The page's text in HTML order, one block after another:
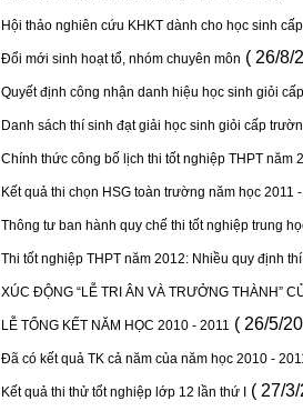
Hội thảo nghiên cứu KHKT dành cho học sinh
Đổi mới sinh hoạt tổ, nhóm chuyên môn ( 26/8/
Quyết định công nhận danh hiệu học sinh giỏi
Danh sách thí sinh đạt giải học sinh giỏi cấp
Chính thức công bố lịch thi tốt nghiệp THPT năm
Kết quả thi chọn HSG toàn trường năm học 2011
Thông tư ban hành quy chế thi tốt nghiệp trung
Thi tốt nghiệp THPT năm 2012: Nhiều quy định
XÚC ĐỘNG “LỄ TRI ÂN VÀ TRƯỞNG THÀNH”
LỄ TỔNG KẾT NĂM HỌC 2010 - 2011 ( 26/5/
Đã có kết quả TK cả năm của năm học 2010 -
Kết quả thi thử tổt nghiệp lớp 12 lần thứ I
( 27/